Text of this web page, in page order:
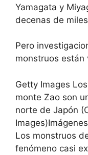
Yamagata y
decenas de
Pero
monstruos están
Getty Images
monte Zao son
norte de Japón
Los monstruos
fenómeno casi